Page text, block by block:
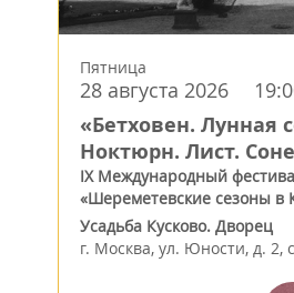
Пятница
28 августа 2026
«Бетховен. Лунная
Ноктюрн. Лист.
IX Международный
«Шереметевские сезоны в
Усадьба Кусково. Дворец
г. Москва, ул. Юности, д. 2,